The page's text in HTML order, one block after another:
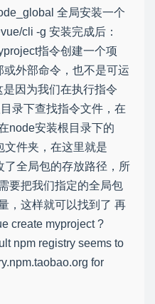
全局安装一个
cli -g 安装完成后：
指令创建一个项
或外部命令，也不是可运
因为我们在执行指令
录下查找指令文件，在
node安装根目录下的
文件夹，在这里就是
了全局包的存放路径，所
要把我们指定的全局包
，这样就可以找到了 再
create myproject ?
npm registry seems to
for